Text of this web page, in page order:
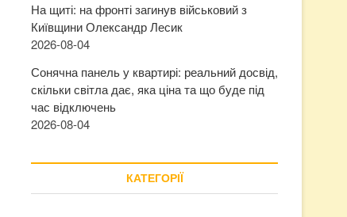
На щиті: на фронті загинув військовий з
Київщини Олександр Лесик
2026-08-04
Сонячна панель у квартирі: реальний досвід,
скільки світла дає, яка ціна та що буде під
час відключень
2026-08-04
КАТЕГОРІЇ